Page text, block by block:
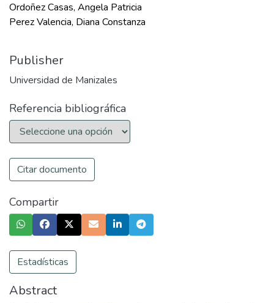
Ordoñez Casas, Angela Patricia
Perez Valencia, Diana Constanza
Publisher
Universidad de Manizales
Referencia bibliográfica
Citar documento
Compartir
Estadísticas
Abstract